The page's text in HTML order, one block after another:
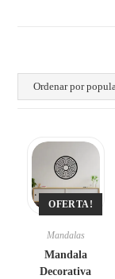
OFERTA!
Mandalas
Mandala
Decorativa